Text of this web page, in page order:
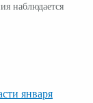
наблюдается
января